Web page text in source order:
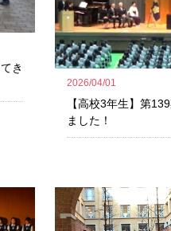
き
2026/04/01
【高校3年生】第
ました！